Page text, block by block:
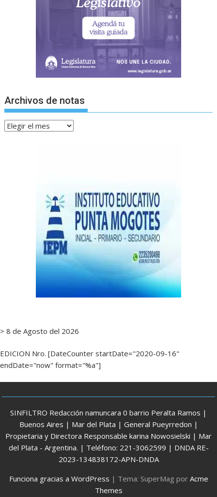
Archivos de notas
Archivos
> 8 de Agosto del 2026
EDICION Nro. [DateCounter startDate="2020-09-16"
endDate="now" format="%a"]
SINFILTRO Redacción namuncara 0 barrio Peralta Ramos |
Buenos Aires | Mar del Plata | General Pueyrredon |
Propietaria y Directora Responsable karina Nowosielski | Mar
del Plata - Argentina. | Teléfono: 221-3062599 | DNDA RE-
2023-134838172-APN-DNDA
Funciona gracias a WordPress | Tema: SuperMag por Acme
Themes